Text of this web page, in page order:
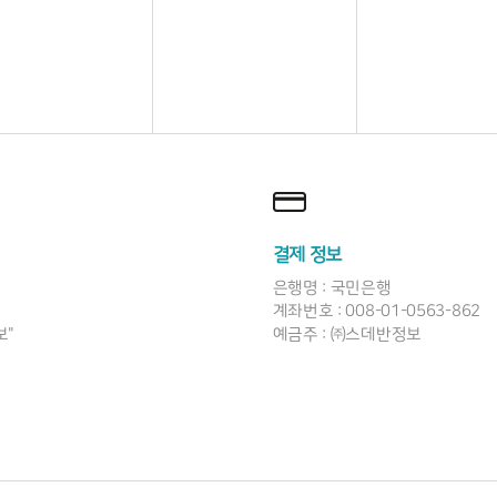
"
결제 정보
은행명 : 국민은행
계좌번호 : 008-01-0563-862
예금주 : ㈜스데반정보